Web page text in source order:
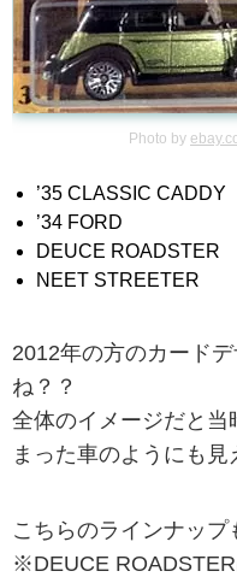
Photo by
’35 CLASSIC CADDY
’34 FORD
DEUCE ROADSTER
NEET STREETER
2012年の方のカード
ね？？
全体のイメージだと
まった車のようにも見
こちらのラインナップ
※DEUCE ROADSTER